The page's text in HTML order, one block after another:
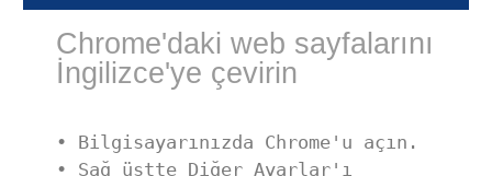
Chrome'daki web sayfalarını
İngilizce'ye çevirin
• Bilgisayarınızda Chrome'u açın.
• Sağ üstte Diğer Ayarlar'ı